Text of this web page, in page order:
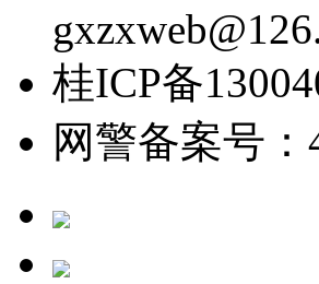
桂ICP备
网警备案号：